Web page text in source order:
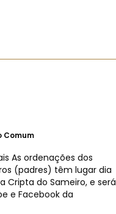
Comum
As ordenações dos
(padres) têm lugar dia
Cripta do Sameiro, e será
e Facebook da